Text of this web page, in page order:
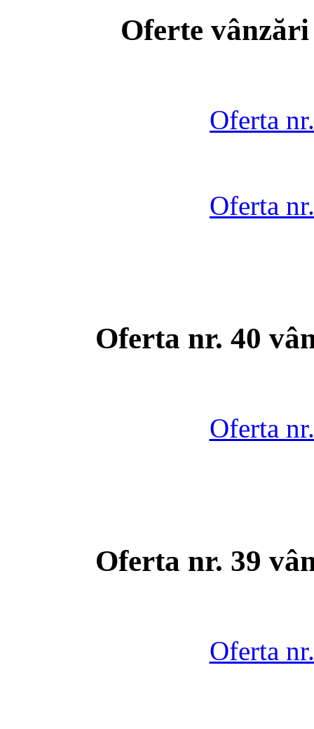
Oferte
Oferta
Oferta
Oferta nr. 40
Oferta
Oferta nr. 39
Oferta